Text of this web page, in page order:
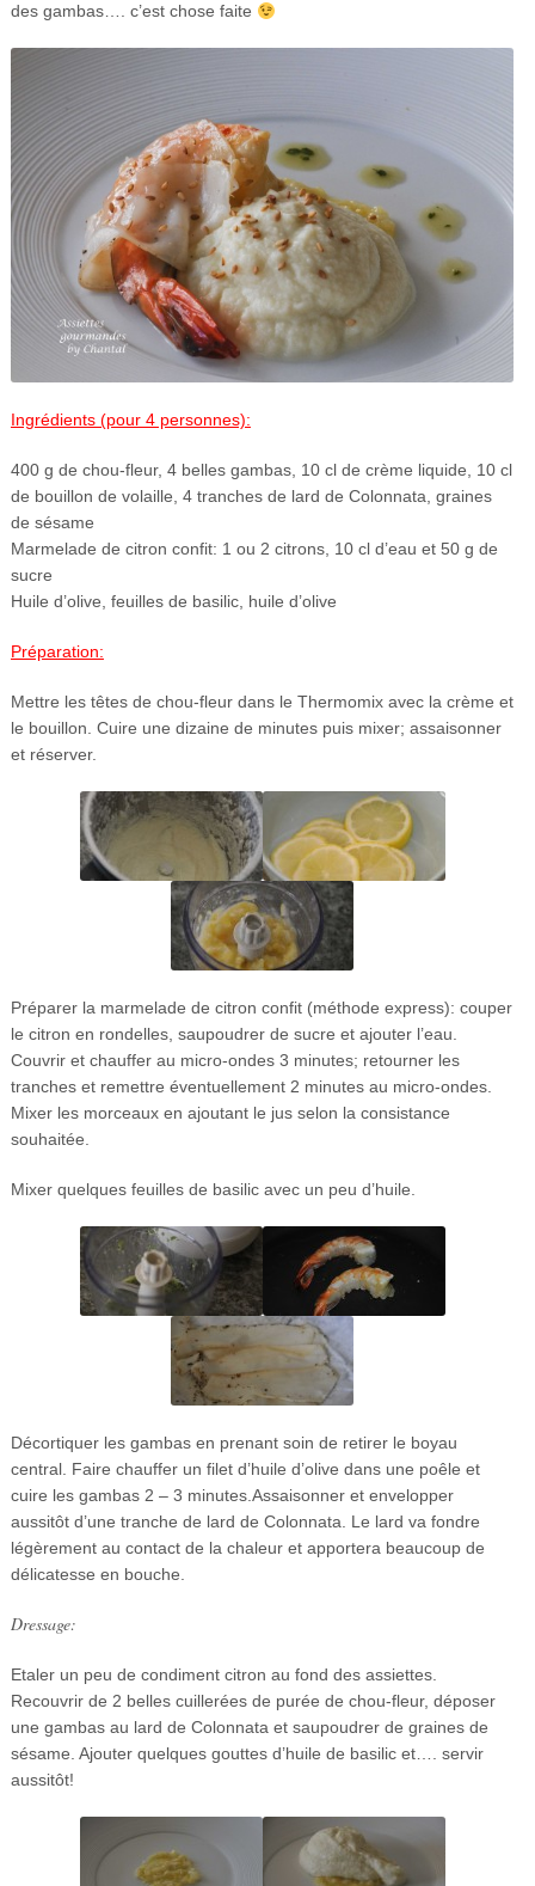
des gambas…. c’est chose faite
Ingrédients (pour 4 personnes):
400 g de chou-fleur, 4 belles gambas, 10 cl de crème liquide, 10 cl
de bouillon de volaille, 4 tranches de lard de Colonnata, graines
de sésame
Marmelade de citron confit: 1 ou 2 citrons, 10 cl d’eau et 50 g de
sucre
Huile d’olive, feuilles de basilic, huile d’olive
Préparation:
Mettre les têtes de chou-fleur dans le Thermomix avec la crème et
le bouillon. Cuire une dizaine de minutes puis mixer; assaisonner
et réserver.
Préparer la marmelade de citron confit (méthode express): couper
le citron en rondelles, saupoudrer de sucre et ajouter l’eau.
Couvrir et chauffer au micro-ondes 3 minutes; retourner les
tranches et remettre éventuellement 2 minutes au micro-ondes.
Mixer les morceaux en ajoutant le jus selon la consistance
souhaitée.
Mixer quelques feuilles de basilic avec un peu d’huile.
Décortiquer les gambas en prenant soin de retirer le boyau
central. Faire chauffer un filet d’huile d’olive dans une poêle et
cuire les gambas 2 – 3 minutes.Assaisonner et envelopper
aussitôt d’une tranche de lard de Colonnata. Le lard va fondre
légèrement au contact de la chaleur et apportera beaucoup de
délicatesse en bouche.
Dressage:
Etaler un peu de condiment citron au fond des assiettes.
Recouvrir de 2 belles cuillerées de purée de chou-fleur, déposer
une gambas au lard de Colonnata et saupoudrer de graines de
sésame. Ajouter quelques gouttes d’huile de basilic et…. servir
aussitôt!